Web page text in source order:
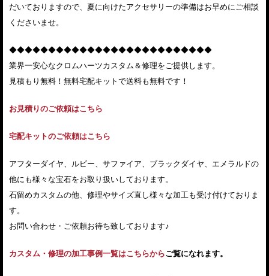
だいておりますので、夏に向けたアクセサリーの準備はお早めにご相談
くださいませ。
◆◆◆◆◆◆◆◆◆◆◆◆◆◆◆◆◆◆◆◆◆◆◆◆◆◆
業界一安心なクロムハーツカスタム＆修理をご提供します。
見積もり無料！無料宅配キットで送料も無料です！
お見積りのご依頼はこちら
宅配キットのご依頼はこちら
アフターダイヤ、ルビー、サファイア、ブラックダイヤ、エメラルドの
他にも様々な宝石をお取り扱いしております。
石留めカスタムの他、修理やサイズ直し様々な加工も受け付けておりま
す。
お問い合わせ・ご依頼お待ち致しております♪
カスタム・修理の加工事例一覧はこちらからご覧になれます。